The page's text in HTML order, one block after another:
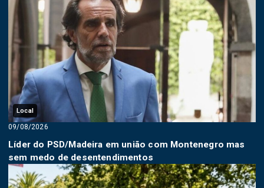
Local
09/08/2026
Líder do PSD/Madeira em união com Montenegro mas
sem medo de desentendimentos